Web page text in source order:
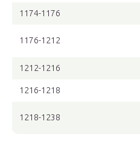
1174-1176
1176-1212
1212-1216
1216-1218
1218-1238